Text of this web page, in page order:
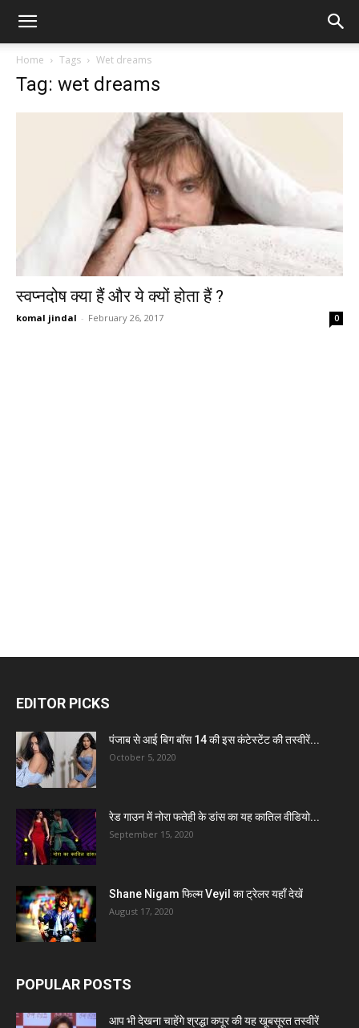
Home Tags Wet dreams
Tag: wet dreams
स्वप्नदोष क्या हैं और ये क्यों होता हैं ?
komal jindal - February 26, 2017 0
EDITOR PICKS
पंजाब से आई बिग बॉस 14 की इस कंटेस्टेंट की तस्वीरें...
October 5, 2020
रेड गाउन में नोरा फतेही के डांस का यह कातिल वीडियो...
September 15, 2020
Shane Nigam फिल्म Veyil का ट्रेलर यहाँ देखें
August 17, 2020
POPULAR POSTS
आप भी देखना चाहेंगे श्रद्धा कपूर की यह खूबसूरत तस्वीरें